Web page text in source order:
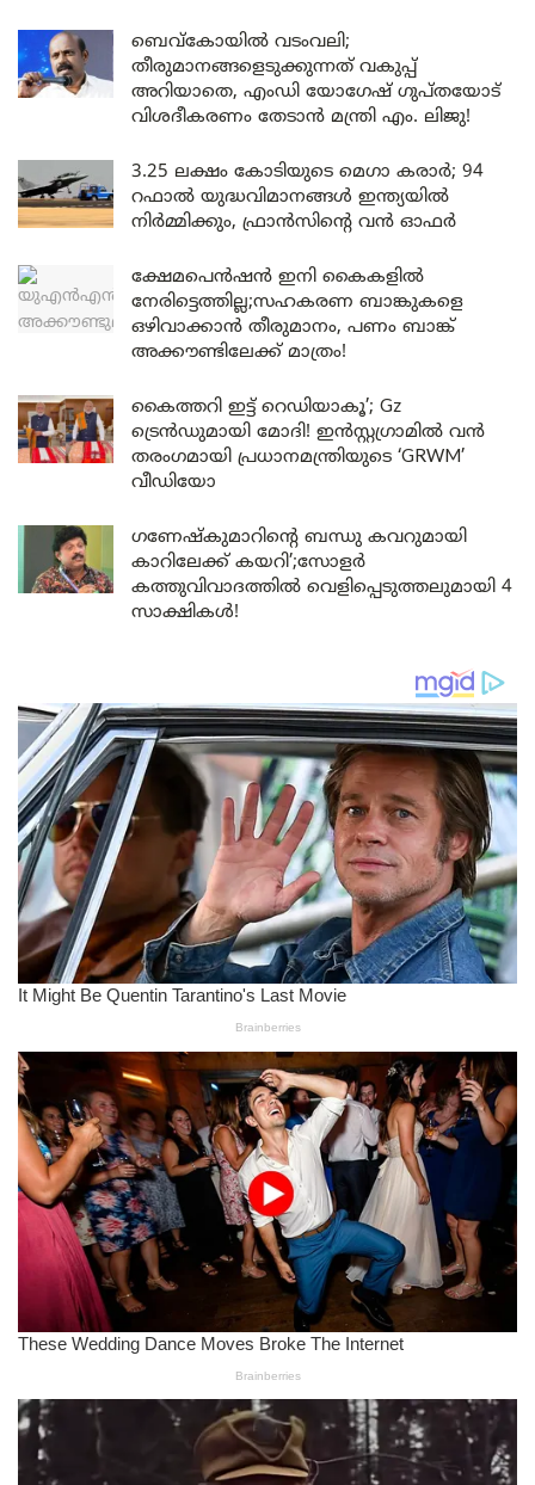
ബെവ്കോയിൽ വടംവലി;
തീരുമാനങ്ങളെടുക്കുന്നത് വകുപ്പ്
അറിയാതെ, എംഡി യോഗേഷ് ഗുപ്തയോട്
വിശദീകരണം തേടാൻ മന്ത്രി എം. ലിജു!
3.25 ലക്ഷം കോടിയുടെ മെഗാ കരാർ; 94
റഫാൽ യുദ്ധവിമാനങ്ങൾ ഇന്ത്യയിൽ
നിർമ്മിക്കും, ഫ്രാൻസിന്റെ വൻ ഓഫർ
ക്ഷേമപെൻഷൻ ഇനി കൈകളിൽ
നേരിട്ടെത്തില്ല;സഹകരണ ബാങ്കുകളെ
ഒഴിവാക്കാൻ തീരുമാനം, പണം ബാങ്ക്
അക്കൗണ്ടിലേക്ക് മാത്രം!
കൈത്തറി ഇട്ട് റെഡിയാകൂ’; Gz
ട്രെൻഡുമായി മോദി! ഇൻസ്റ്റഗ്രാമിൽ വൻ
തരംഗമായി പ്രധാനമന്ത്രിയുടെ ‘GRWM’
വീഡിയോ
ഗണേഷ്കുമാറിന്റെ ബന്ധു കവറുമായി
കാറിലേക്ക് കയറി’;സോളർ
കത്തുവിവാദത്തിൽ വെളിപ്പെടുത്തലുമായി 4
സാക്ഷികൾ!